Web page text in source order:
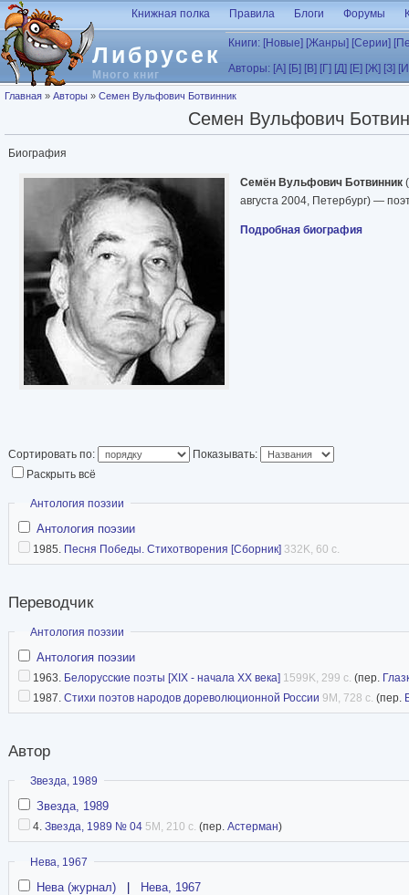
Перейти к основному содержанию
Либрусек
Много книг
Книжная полка Правила Блоги Форумы
Книги: [Новые] [Жанры] [Серии]
Авторы: [А] [Б] [В] [Г] [Д] [Е] [Ж] [З]
Вы здесь
Главная » Авторы » Семен Вульфович Ботвинник
Семен Вульфович
Биография
Семён Вульфович Ботвинник
августа 2004, Петербург) —
Подробная биография
Сортировать по:
Показывать:
Раскрыть всё
Скрыть
Антология поэзии
Антология поэзии
1985. Песня Победы. Стихотворения [Сборник] 332K, 60 с.
Переводчик
Скрыть
Антология поэзии
Антология поэзии
1963. Белорусские поэты [XIX - начала XX века] 1599K, 299 с. (пер.
1987. Стихи поэтов народов дореволюционной России 9M, 728 с. (пер.
Автор
Скрыть
Звезда, 1989
Звезда, 1989
4. Звезда, 1989 № 04 5M, 210 с. (пер. Астерман)
Скрыть
Нева, 1967
Нева (журнал) Нева, 1967